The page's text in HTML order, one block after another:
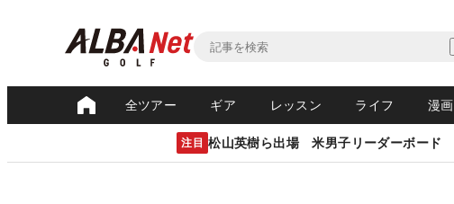
全ツアー ギア レッスン ライフ 漫画
注目 松山英樹ら出場 米男子リーダーボード